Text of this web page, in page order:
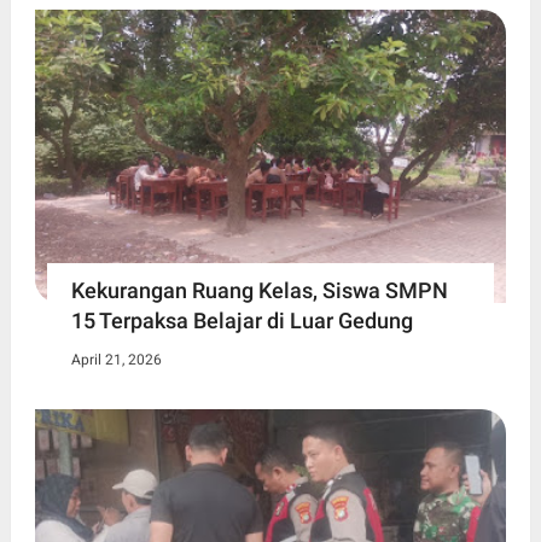
Kekurangan Ruang Kelas, Siswa SMPN
15 Terpaksa Belajar di Luar Gedung ​
April 21, 2026